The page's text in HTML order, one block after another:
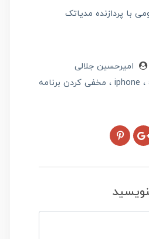
با پردازنده مدیاتک
امیرحسین جلالی
iphone
مخفی کردن برنامه